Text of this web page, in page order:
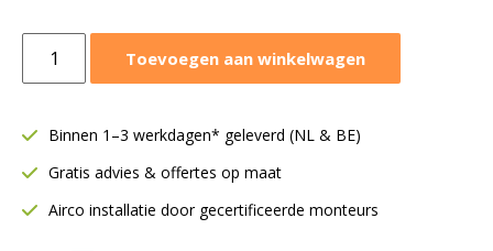
Ø500
aantal
Toevoegen aan winkelwagen
Binnen 1–3 werkdagen* geleverd (NL & BE)
Gratis advies & offertes op maat
Airco installatie door gecertificeerde monteurs